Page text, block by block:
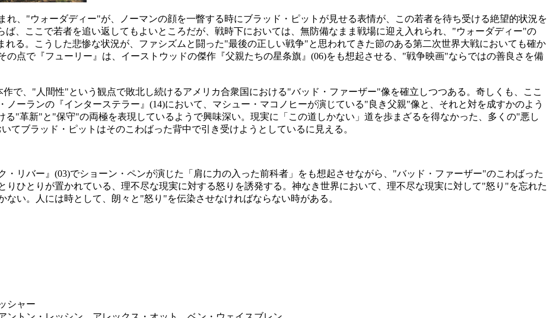
れ、"ウォーダディー"が、ノーマンの顔を一瞥する時にブラッド・ピットが見せる表情が、この若者を待ち受ける絶望的状況を
、ここで若者を追い返してもよいところだが、戦時下においては、無防備なまま戦場に迎え入れられ、"ウォーダディー"の
る。こうした悲惨な状況が、ファシズムと闘った"最後の正しい戦争"と思われてきた節のある第二次世界大戦においても確か
点で『フューリー』は、イーストウッドの傑作『父親たちの星条旗』(06)をも想起させる、"戦争映画"ならではの善良さを備
で、"人間性"という観点で敗北し続けるアメリカ合衆国における"バッド・ファーザー"像を確立しつつある。奇しくも、ここ
ノーランの『インターステラー』(14)において、マシュー・マコノヒーが演じている"良き父親"像と、それと対を成すかのよう
"革新"と"保守"の両極を表現しているようで興味深い。 現実に
「この道しかない」道を歩まざるを得なかった、多くの"悪し
てブラッド・ピットはそのこわばった背中で引き受けようとしているに見える。
・リバー』(03)でショーン・ペンが演じた「肩に力の入った前科者」をも想起させながら、"バッド・ファーザー"のこわばった
ひとりが置かれている、理不尽な現実に対する怒りを誘発する。 神なき世界において、 理不尽な現実に対して"怒り"を忘れた
い。人には時として、朗々と"怒り"を伝染させなければならない時がある。
シャー